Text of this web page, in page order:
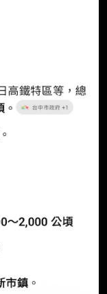
館周邊、五期、
萬左右。總價
活機能、學區
退，說台中的
重劃區太多、